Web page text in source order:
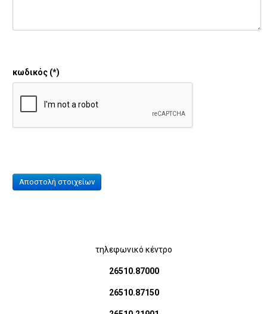
κωδικός (*)
τηλεφωνικό κέντρο
26510.87000
26510.87150